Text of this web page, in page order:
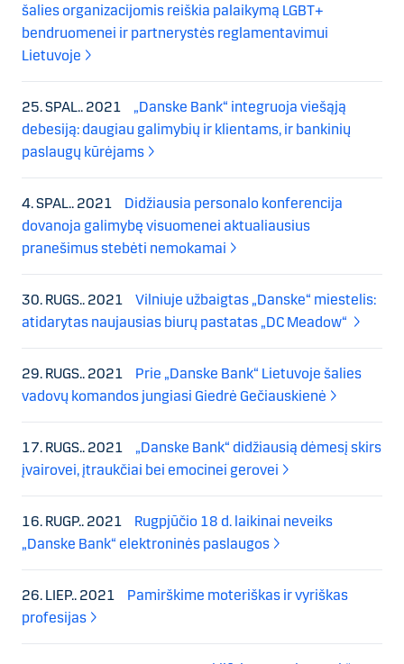
šalies organizacijomis reiškia palaikymą LGBT+
bendruomenei ir partnerystės reglamentavimui
Lietuvoje
25. SPAL.. 2021
„Danske Bank“ integruoja viešąją
debesiją: daugiau galimybių ir klientams, ir bankinių
paslaugų kūrėjams
4. SPAL.. 2021
Didžiausia personalo konferencija
dovanoja galimybę visuomenei aktualiausius
pranešimus stebėti nemokamai
30. RUGS.. 2021
Vilniuje užbaigtas „Danske“ miestelis:
atidarytas naujausias biurų pastatas „DC Meadow“
29. RUGS.. 2021
Prie „Danske Bank“ Lietuvoje šalies
vadovų komandos jungiasi Giedrė Gečiauskienė
17. RUGS.. 2021
„Danske Bank“ didžiausią dėmesį skirs
įvairovei, įtraukčiai bei emocinei gerovei
16. RUGP.. 2021
Rugpjūčio 18 d. laikinai neveiks
„Danske Bank“ elektroninės paslaugos
26. LIEP.. 2021
Pamirškime moteriškas ir vyriškas
profesijas